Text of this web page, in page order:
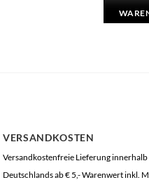
VERSANDKOSTEN
Versandkostenfreie Lieferung innerhalb
Deutschlands ab € 5,- Warenwert inkl.